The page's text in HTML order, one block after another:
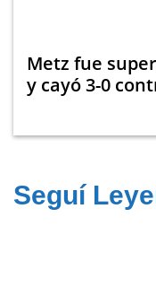
Metz fue
y cayó 3-0
Seguí